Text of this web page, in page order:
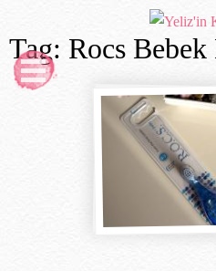
Tag: Rocs Bebek